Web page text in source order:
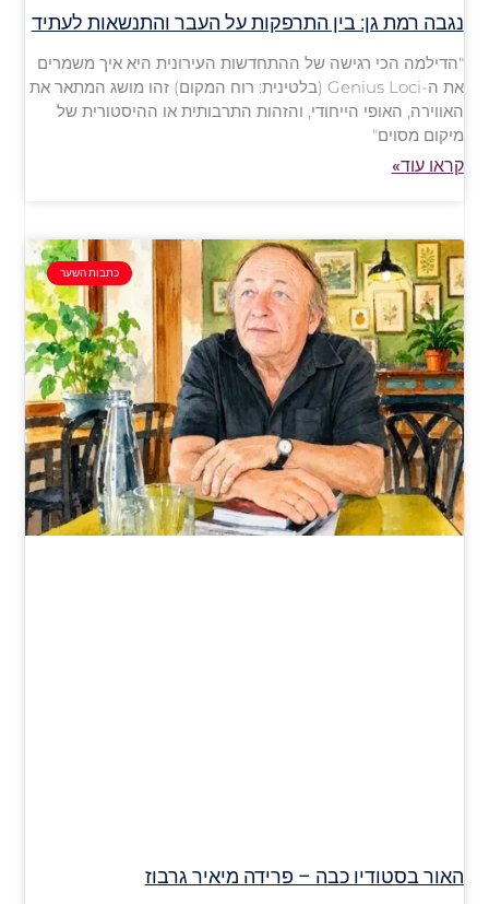
נגבה רמת גן: בין התרפקות על העבר והתנשאות לעתיד
"הדילמה הכי רגישה של ההתחדשות העירונית היא איך משמרים
את ה-Genius Loci (בלטינית: רוח המקום) זהו מושג המתאר את
האווירה, האופי הייחודי, והזהות התרבותית או ההיסטורית של
מיקום מסוים"
קראו עוד»
כתבות השער
האור בסטודיו כבה – פרידה מיאיר גרבוז